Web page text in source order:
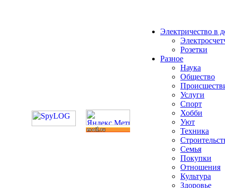
Электричество в
Розетки
Разное
Наука
Общество
Услуги
Спорт
Хобби
Уют
Техника
Семья
Покупки
Отношения
Культура
Здоровье